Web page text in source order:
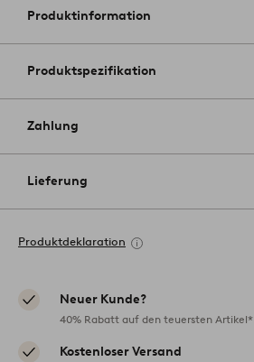
Produktinformation
Produktspezifikation
Zahlung
Lieferung
Produktdeklaration
Neuer Kunde?
40% Rabatt auf den teuersten Artikel*
Kostenloser Versand